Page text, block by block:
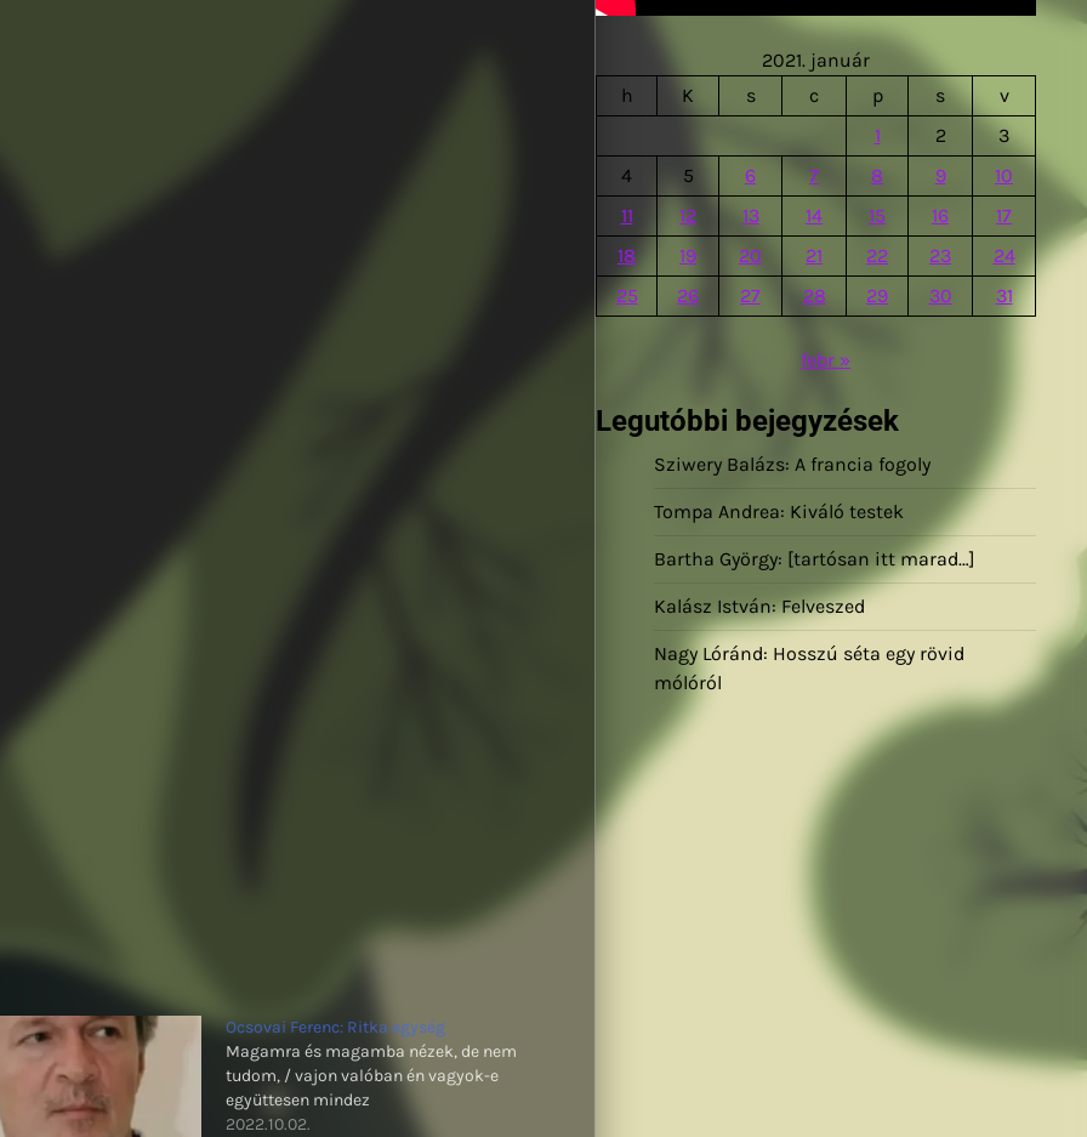
Ocsovai Ferenc: Ritka egység
Magamra és magamba nézek, de nem
tudom, / vajon valóban én vagyok-e
együttesen mindez
2022.10.02.
2021. január
h
K s c p s
v
1
2
3
4
5 6 7 8 9
10
11
12 13 14 15 16
17
18
19 20 21 22 23
24
25
26 27 28 29 30 31
febr »
Legutóbbi bejegyzések
Sziwery Balázs: A francia fogoly
Tompa Andrea: Kiváló testek
Bartha György: [tartósan itt marad…]
Kalász István: Felveszed
Nagy Lóránd: Hosszú séta egy rövid
mólóról